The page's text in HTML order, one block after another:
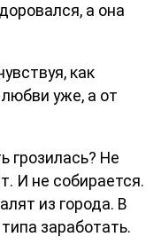
а она
как
уже, а от
грозилась? Не
И не собирается.
из города. В
заработать.